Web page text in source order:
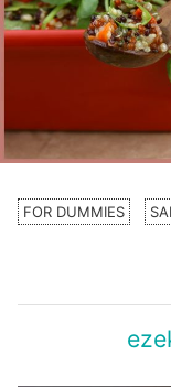
FOR DUMMIES